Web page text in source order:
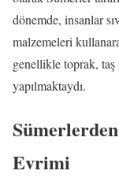
dönemde, insanlar
malzemeleri
genellikle toprak, taş
yapılmaktaydı.
Evrimi